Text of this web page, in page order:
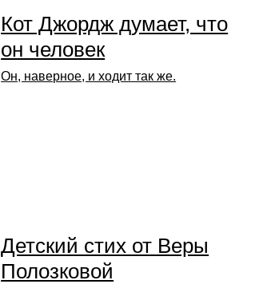
Кот Джордж думает, что
он человек
Он, наверное, и ходит так же.
Детский стих от Веры
Полозковой